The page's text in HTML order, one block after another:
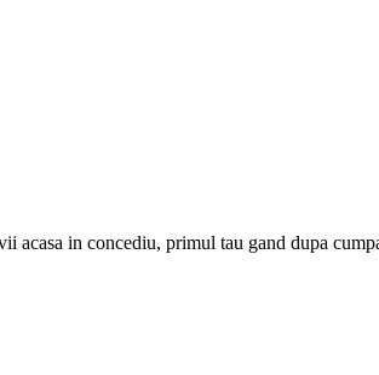
in concediu, primul tau gand dupa